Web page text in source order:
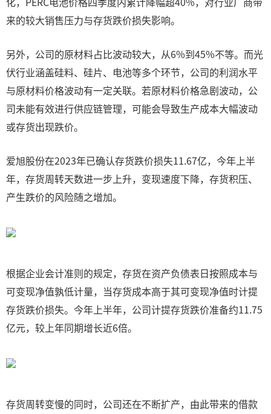
来的较大销售压力与存货跌价损失影响。
另外，公司的原材料占比波动较大，从6%到45%不等。而光
伏行业涵盖硅料、硅片、电池等多个环节，公司的利润水平
与原材料价格波动有一定关联。若原材料价格急剧波动，公
司未能有效进行供应链管理，可能会导致生产成本大幅波动
或存货出现跌价。
爱旭股份在2023年已确认存货跌价损失11.67亿，今年上半
年，存货周转天数进一步上升，变现速度下降，存货积压、
产生跌价的风险随之增加。
根据企业会计准则的规定，存货在资产负债表日按照成本与
可变现净值孰低计量，当存货成本高于其可变现净值时计提
存货跌价损失。今年上半年，公司计提存货跌价准备约11.75
亿元，较上年同期增长近6倍。
存货周转变慢的同时，公司还在不断扩产，由此带来的借款